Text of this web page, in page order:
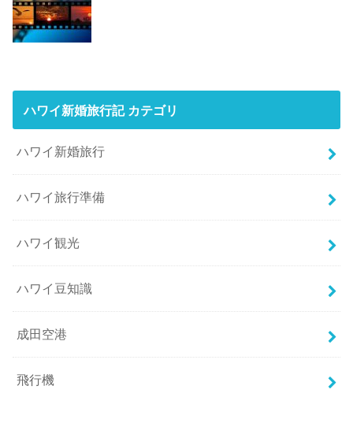
ハワイ新婚旅行記 カテゴリ
ハワイ新婚旅行
ハワイ旅行準備
ハワイ観光
ハワイ豆知識
成田空港
飛行機